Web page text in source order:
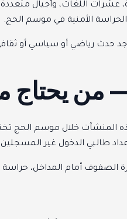
في أسبوع واحد، في رقعة جغرافية محدودة نسبياً. أكثر
الأمنية في موسم الحج.
يوجد حدث رياضي أو سياسي أو
من يحتاج
المنشآت خلال موسم الحج
طالبي الدخول غير المسجلين
الصفوف أمام المداخل،